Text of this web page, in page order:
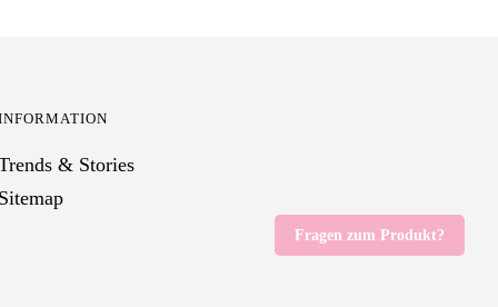
Fragen zum Produkt?
& Stories
Sitemap